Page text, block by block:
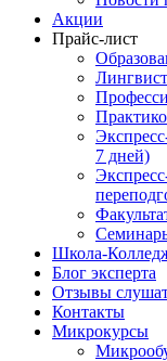
Акции
Прайс-лист
7 дней)
Школа-
Блог эксперта
Отзывы
Контакты
Микрокурсы